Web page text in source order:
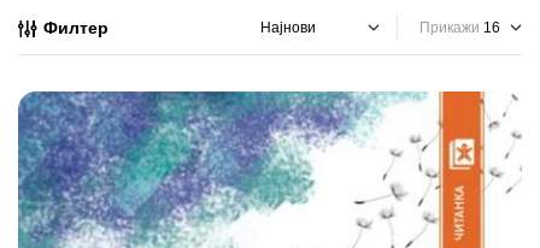
Филтер Прикажи